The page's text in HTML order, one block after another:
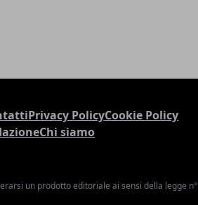
Privacy PolicyCookie Policy
Chi siamo
un prodotto editoriale ai sensi della legge n°